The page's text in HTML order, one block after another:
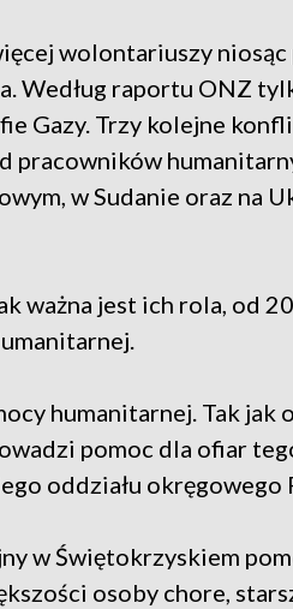
wolontariuszy
Według raportu ONZ
Gazy. Trzy kolejne
pracowników
w Sudanie oraz na
ważna jest ich rola, od
humanitarnej. Tak
pomoc dla ofiar
oddziału okręgowego
w Świętokrzyskiem
osoby chore,